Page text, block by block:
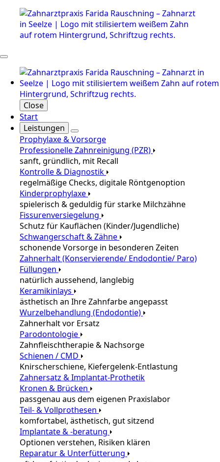
Close
Start
Leistungen
Prophylaxe & Vorsorge
Professionelle Zahnreinigung (PZR)
sanft, gründlich, mit Recall
Kontrolle & Diagnostik
regelmäßige Checks, digitale Röntgenoption
Kinderprophylaxe
spielerisch & geduldig für starke Milchzähne
Fissurenversiegelung
Schutz für Kauflächen (Kinder/Jugendliche)
Schwangerschaft & Zähne
schonende Vorsorge in besonderen Zeiten
Zahnerhalt (Konservierende/ Endodontie/ Paro)
Füllungen
natürlich aussehend, langlebig
Keramikinlays
ästhetisch an Ihre Zahnfarbe angepasst
Wurzelbehandlung (Endodontie)
Zahnerhalt vor Ersatz
Parodontologie
Zahnfleischtherapie & Nachsorge
Schienen / CMD
Knirscherschiene, Kiefergelenk-Entlastung
Zahnersatz & Implantat-Prothetik
Kronen & Brücken
passgenau aus dem eigenen Praxislabor
Teil- & Vollprothesen
komfortabel, ästhetisch, gut sitzend
Implantate & -beratung
Optionen verstehen, Risiken klären
Reparatur & Unterfütterung